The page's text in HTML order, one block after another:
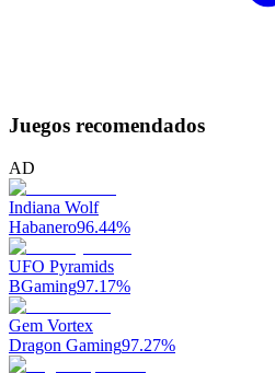
Juegos recomendados
AD
Indiana Wolf
Habanero96.44%
UFO Pyramids
BGaming97.17%
Gem Vortex
Dragon Gaming97.27%